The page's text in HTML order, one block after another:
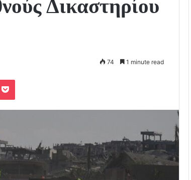
74 1 minute read
Pocket